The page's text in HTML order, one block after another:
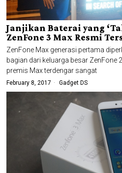
Janjikan Baterai yang
ZenFone 3 Max Resmi
ZenFone Max generasi pertama
bagian dari keluarga besar ZenFone
premis Max terdengar sangat
February 8, 2017 Gadget DS